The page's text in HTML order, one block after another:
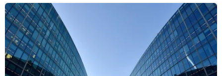
thứ 10: Báo chí đồng hành vì Cộng
đồng ASEAN 2045
29/07/2026 11:41
Nghệ An: Bị xử phạt vì phát tán